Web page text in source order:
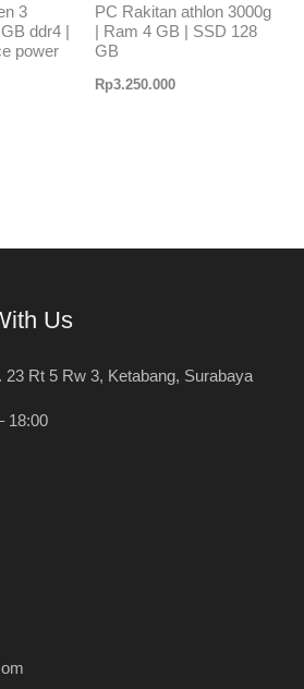
3
ddr4 |
power
PC Rakitan athlon 3000g
| Ram 4 GB | SSD 128
GB
Rp3.250.000
Us
23 Rt 5 Rw 3, Ketabang, Surabaya
18:00